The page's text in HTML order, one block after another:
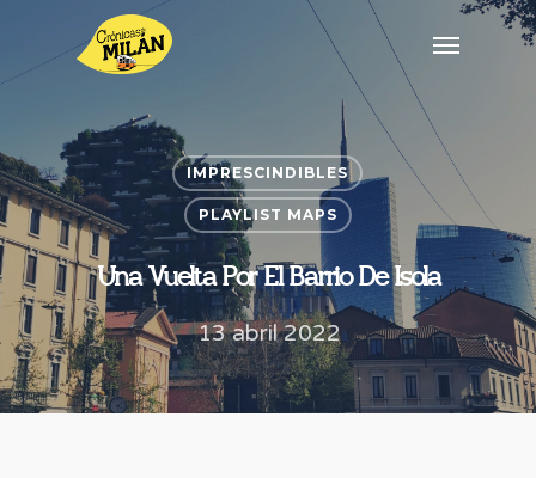
IMPRESCINDIBLES
PLAYLIST MAPS
Una Vuelta Por El Barrio De Isola
13 abril 2022